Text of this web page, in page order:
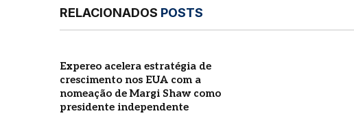
RELACIONADOS POSTS
Expereo acelera estratégia de
crescimento nos EUA com a
nomeação de Margi Shaw como
presidente independente